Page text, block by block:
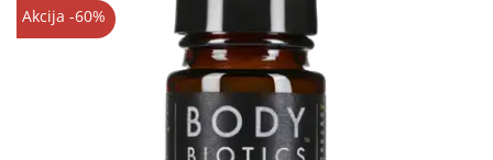
Akcija -60%